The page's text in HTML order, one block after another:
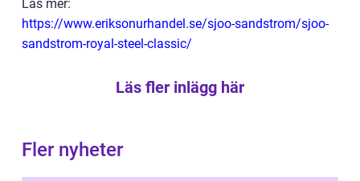
Läs mer:
https://www.eriksonurhandel.se/sjoo-sandstrom/sjoo-
sandstrom-royal-steel-classic/
Läs fler inlägg här
Fler nyheter